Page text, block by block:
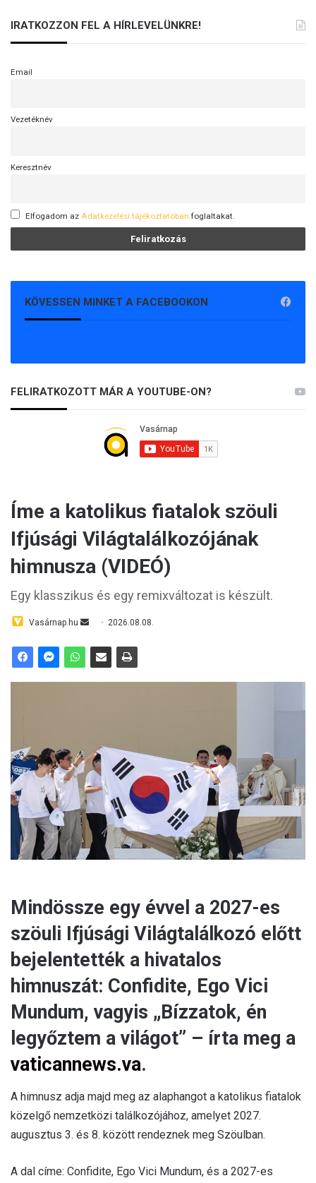
IRATKOZZON FEL A HÍRLEVELÜNKRE!
Email
Vezetéknév
Keresztnév
Elfogadom az Adatkezelési tájékoztatóban foglaltakat.
KÖVESSEN MINKET A FACEBOOKON
FELIRATKOZOTT MÁR A YOUTUBE-ON?